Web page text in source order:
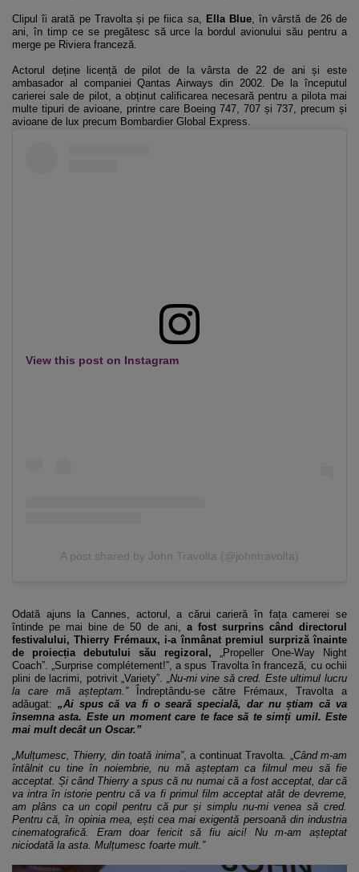
Clipul îi arată pe Travolta și pe fiica sa, Ella Blue, în vârstă de 26 de
ani, în timp ce se pregătesc să urce la bordul avionului său pentru a
merge pe Riviera franceză.
Actorul deține licență de pilot de la vârsta de 22 de ani și este
ambasador al companiei Qantas Airways din 2002. De la începutul
carierei sale de pilot, a obținut calificarea necesară pentru a pilota mai
multe tipuri de avioane, printre care Boeing 747, 707 și 737, precum și
avioane de lux precum Bombardier Global Express.
View this post on Instagram
A post shared by John Travolta (@johntravolta)
Odată ajuns la Cannes, actorul, a cărui carieră în fața camerei se
întinde pe mai bine de 50 de ani, a fost surprins când directorul
festivalului, Thierry Frémaux, i-a înmânat premiul surpriză înainte
de proiecția debutului său regizoral, „Propeller One-Way Night
Coach”. „Surprise complétement!”, a spus Travolta în franceză, cu ochii
plini de lacrimi, potrivit „Variety”.
„Nu-mi vine să cred. Este ultimul lucru
la care mă așteptam.”
Îndreptându-se către Frémaux, Travolta a
adăugat: „Ai spus că va fi o seară specială, dar nu știam că va
însemna asta. Este un moment care te face să te simți umil. Este
mai mult decât un Oscar.”
„Mulțumesc, Thierry, din toată inima”, a continuat Travolta. „ Când m-am
întâlnit cu tine în noiembrie, nu mă așteptam ca filmul meu să fie
acceptat. Și când Thierry a spus că nu numai că a fost acceptat, dar că
va intra în istorie pentru că va fi primul film acceptat atât de devreme,
am plâns ca un copil pentru că pur și simplu nu-mi venea să cred.
Pentru că, în opinia mea, ești cea mai exigentă persoană din industria
cinematografică. Eram doar fericit să fiu aici! Nu m-am așteptat
niciodată la asta. Mulțumesc foarte mult.”